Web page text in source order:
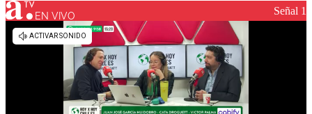
Los comentarios son moderados para garantizar un
diálogo respetuoso.
EN VIVO Señal 1